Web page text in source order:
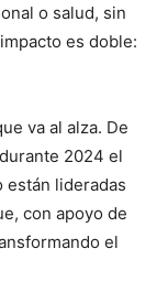
o salud, sin
es doble:
va al alza. De
2024 el
están lideradas
con apoyo de
el